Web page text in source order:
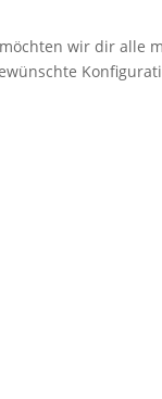
wir dir alle